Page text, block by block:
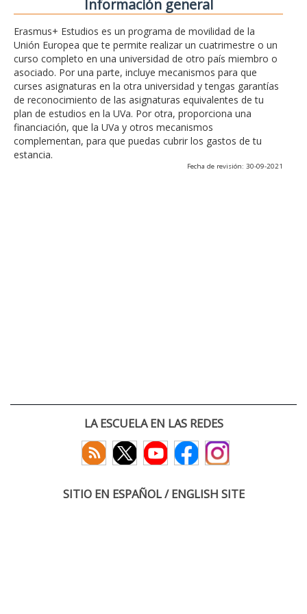
Información general
Erasmus+ Estudios es un programa de movilidad de la
Unión Europea que te permite realizar un cuatrimestre o un
curso completo en una universidad de otro país miembro o
asociado. Por una parte, incluye mecanismos para que
curses asignaturas en la otra universidad y tengas garantías
de reconocimiento de las asignaturas equivalentes de tu
plan de estudios en la UVa. Por otra, proporciona una
financiación, que la UVa y otros mecanismos
complementan, para que puedas cubrir los gastos de tu
estancia.
Fecha de revisión: 30-09-2021
LA ESCUELA EN LAS REDES
SITIO EN ESPAÑOL / ENGLISH SITE